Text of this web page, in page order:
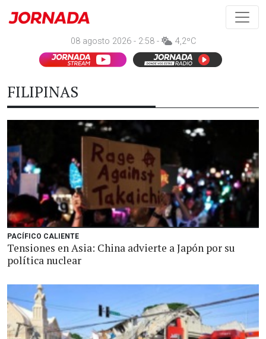
08 agosto 2026 - 2:58 - 4,2ºC
FILIPINAS
PACÍFICO CALIENTE
Tensiones en Asia: China advierte a Japón por su
política nuclear